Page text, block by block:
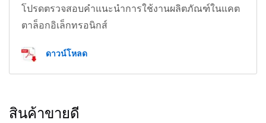
โปรดตรวจสอบคำแนะนำการใช้งานผลิตภัณฑ์ในแคต
ตาล็อกอิเล็กทรอนิกส์
ดาวน์โหลด
สินค้าขายดี